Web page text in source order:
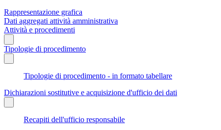
Rappresentazione grafica
Dati aggregati attività amministrativa
Attività e procedimenti
Tipologie di procedimento
Tipologie di procedimento - in formato tabellare
Dichiarazioni sostitutive e acquisizione d'ufficio dei dati
Recapiti dell'ufficio responsabile